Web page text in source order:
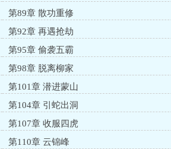
第89章 散功重修
第92章 再遇抢劫
第95章 偷袭五霸
第98章 脱离柳家
第101章 潜进蒙山
第104章 引蛇出洞
第107章 收服四虎
第110章 云锦峰